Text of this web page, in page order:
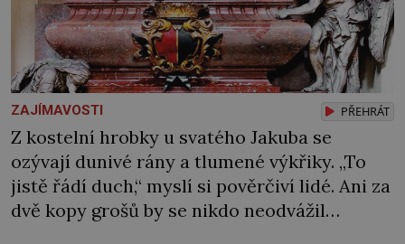
ZAJÍMAVOSTI PŘEHRÁT
Z kostelní hrobky u svatého Jakuba se
ozývají dunivé rány a tlumené výkřiky. „To
jistě řádí duch,“ myslí si pověrčiví lidé. Ani za
dvě kopy grošů by se nikdo neodvážil